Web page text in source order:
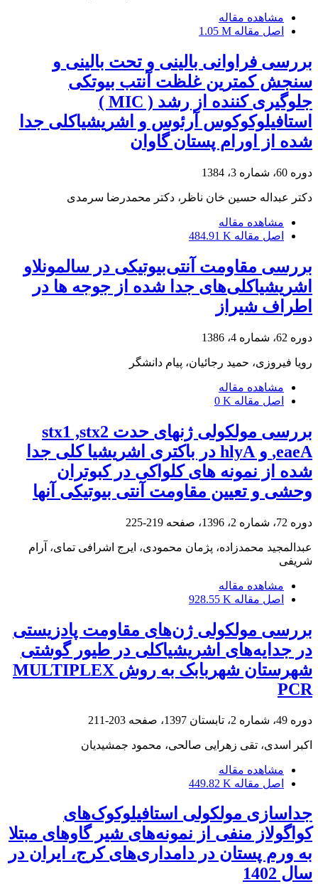
مشاهده مقاله
اصل مقاله 1.05 M
بررسی فراوانی بالینی و تحت بالینی و
سنجش کمترین غلظت آنتب بیوتکی
جلوگیری کننده از رشد ( MIC )
استافیلوکوکوس آرئوس و اشریشیاکلی جدا
شده از اورام پستان گاوان
دوره 60، شماره 3، 1384
دکتر عبداله حسین خان ناظر، دکتر محمدرضا سرمدی
مشاهده مقاله
اصل مقاله 484.91 K
بررسی مقاومت آنتی‌بیوتیکی در سالمونلاو
اشریشیاکلی‌های جدا شده از جوجه ها در
اطراف شیراز
دوره 62، شماره 4، 1386
رویا فیروزی، حمید رجائیان، پیام دانشگر
مشاهده مقاله
اصل مقاله 0 K
بررسی مولکولی ژنهای حدت stx1 ,stx2
,eaeA و hlyA در باکتری اشریشیا کلی جدا
شده از نمونه های کلواکی در کبوتران
وحشی و تعیین مقاومت آنتی بیوتیکی آنها
دوره 72، شماره 2، 1396، صفحه 219-225
عبدالمجید محمدزاده، پژمان محمودی، ایرج اشرافی تمای، آرام
شریفی
مشاهده مقاله
اصل مقاله 928.55 K
بررسی مولکولی ژن‌های ‌مقاومت پادزیستی
در جدایه‌های اشریشیا‌کلی در طیور گوشتی
شهرستان شهربابک به روش MULTIPLEX
PCR
دوره 49، شماره 2، تابستان 1397، صفحه 203-211
اکبر اسدی، تقی زهرایی صالحی، محمود جمشیدیان
مشاهده مقاله
اصل مقاله 449.82 K
جداسازی مولکولی استافیلوکوک‌های
کواگولاز منفی از نمونه‌های شیر گاوهای مبتلا
به ورم پستان در دامداری‌های کرج، ایران در
سال 1402